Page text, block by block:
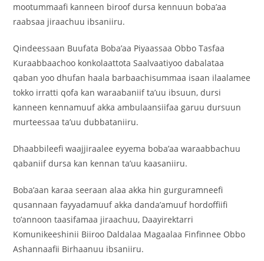
mootummaafi kanneen biroof dursa kennuun boba’aa
raabsaa jiraachuu ibsaniiru.
Qindeessaan Buufata Boba’aa Piyaassaa Obbo Tasfaa
Kuraabbaachoo konkolaattota Saalvaatiyoo dabalataa
qaban yoo dhufan haala barbaachisummaa isaan ilaalamee
tokko irratti qofa kan waraabaniif ta’uu ibsuun, dursi
kanneen kennamuuf akka ambulaansiifaa garuu dursuun
murteessaa ta’uu dubbataniiru.
Dhaabbileefi waajjiraalee eyyema boba’aa waraabbachuu
qabaniif dursa kan kennan ta’uu kaasaniiru.
Boba’aan karaa seeraan alaa akka hin gurguramneefi
qusannaan fayyadamuuf akka danda’amuuf hordoffiifi
to’annoon taasifamaa jiraachuu, Daayirektarri
Komunikeeshinii Biiroo Daldalaa Magaalaa Finfinnee Obbo
Ashannaafii Birhaanuu ibsaniiru.